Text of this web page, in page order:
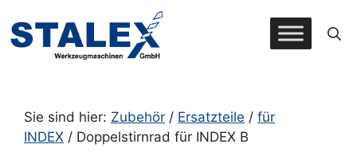
Inhalt
springen
Sie sind hier: Zubehör / Ersatzteile / für
INDEX / Doppelstirnrad für INDEX B